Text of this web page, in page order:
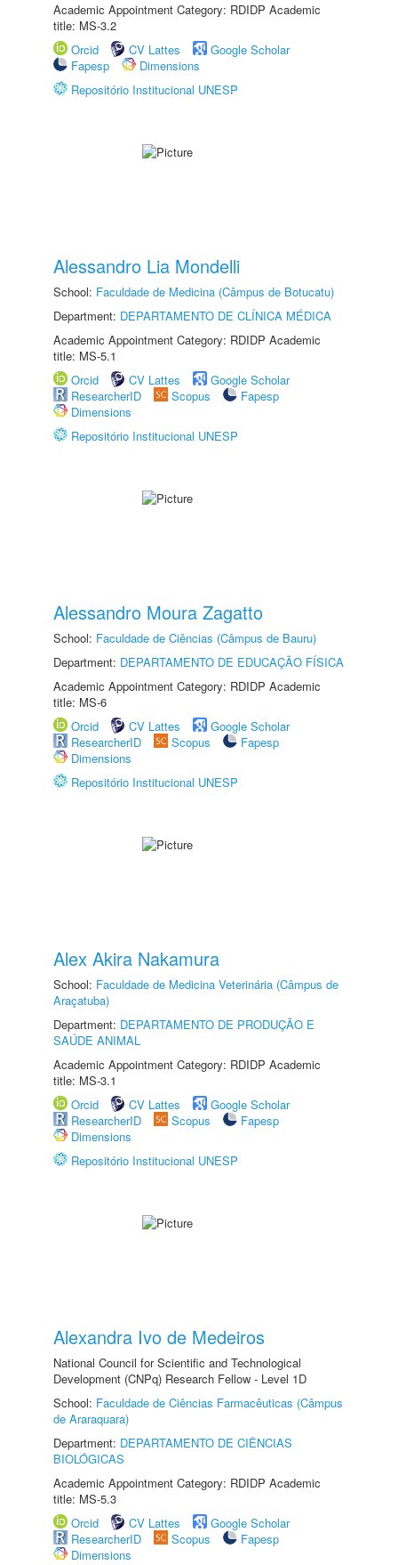
Academic Appointment Category: RDIDP Academic
title: MS-3.2
Orcid
CV Lattes
Google Scholar
Fapesp
Dimensions
Repositório Institucional UNESP
Alessandro Lia Mondelli
School: Faculdade de Medicina (Câmpus de Botucatu)
Department: DEPARTAMENTO DE CLÍNICA MÉDICA
Academic Appointment Category: RDIDP Academic
title: MS-5.1
Orcid
CV Lattes
Google Scholar
ResearcherID
Scopus
Fapesp
Dimensions
Repositório Institucional UNESP
Alessandro Moura Zagatto
School: Faculdade de Ciências (Câmpus de Bauru)
Department: DEPARTAMENTO DE EDUCAÇÃO FÍSICA
Academic Appointment Category: RDIDP Academic
title: MS-6
Orcid
CV Lattes
Google Scholar
ResearcherID
Scopus
Fapesp
Dimensions
Repositório Institucional UNESP
Alex Akira Nakamura
School: Faculdade de Medicina Veterinária (Câmpus de
Araçatuba)
Department: DEPARTAMENTO DE PRODUÇÃO E
SAÚDE ANIMAL
Academic Appointment Category: RDIDP Academic
title: MS-3.1
Orcid
CV Lattes
Google Scholar
ResearcherID
Scopus
Fapesp
Dimensions
Repositório Institucional UNESP
Alexandra Ivo de Medeiros
National Council for Scientific and Technological
Development (CNPq) Research Fellow - Level 1D
School: Faculdade de Ciências Farmacêuticas (Câmpus
de Araraquara)
Department: DEPARTAMENTO DE CIÊNCIAS
BIOLÓGICAS
Academic Appointment Category: RDIDP Academic
title: MS-5.3
Orcid
CV Lattes
Google Scholar
ResearcherID
Scopus
Fapesp
Dimensions